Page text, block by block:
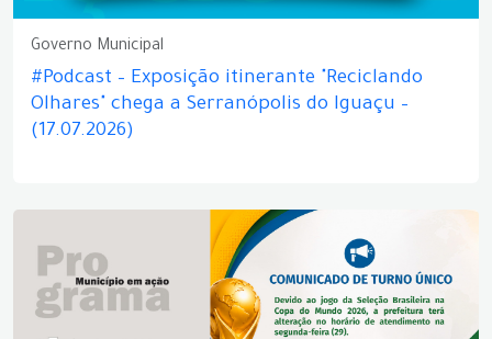
Governo Municipal
#Podcast – Exposição itinerante "Reciclando
Olhares" chega a Serranópolis do Iguaçu –
(17.07.2026)